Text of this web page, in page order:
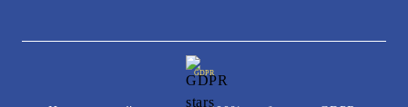
GDPR